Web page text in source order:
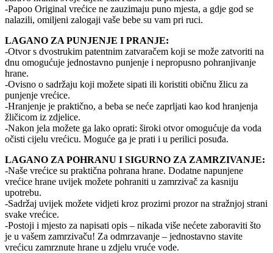
-Papoo Original vrećice ne zauzimaju puno mjesta, a gdje god se
nalazili, omiljeni zalogaji vaše bebe su vam pri ruci.
LAGANO ZA PUNJENJE I PRANJE:
-Otvor s dvostrukim patentnim zatvaračem koji se može zatvoriti na
dnu omogućuje jednostavno punjenje i nepropusno pohranjivanje
hrane.
-Ovisno o sadržaju koji možete sipati ili koristiti običnu žlicu za
punjenje vrećice.
-Hranjenje je praktično, a beba se neće zaprljati kao kod hranjenja
žličicom iz zdjelice.
-Nakon jela možete ga lako oprati: široki otvor omogućuje da voda
očisti cijelu vrećicu. Moguće ga je prati i u perilici posuđa.
LAGANO ZA POHRANU I SIGURNO ZA ZAMRZIVANJE:
-Naše vrećice su praktična pohrana hrane. Dodatne napunjene
vrećice hrane uvijek možete pohraniti u zamrzivač za kasniju
upotrebu.
-Sadržaj uvijek možete vidjeti kroz prozirni prozor na stražnjoj strani
svake vrećice.
-Postoji i mjesto za napisati opis – nikada više nećete zaboraviti što
je u vašem zamrzivaču! Za odmrzavanje – jednostavno stavite
vrećicu zamrznute hrane u zdjelu vruće vode.